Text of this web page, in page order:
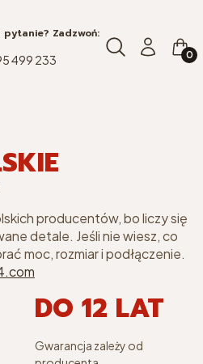
pytanie? Zadzwoń:
499 233
Otwórz
Czego szukasz
Zaloguj się
producentów, bo liczy się
detale. Jeśli nie wiesz, co
moc, rozmiar i podłączenie.
DO 12 LAT
Gwarancja zależy od